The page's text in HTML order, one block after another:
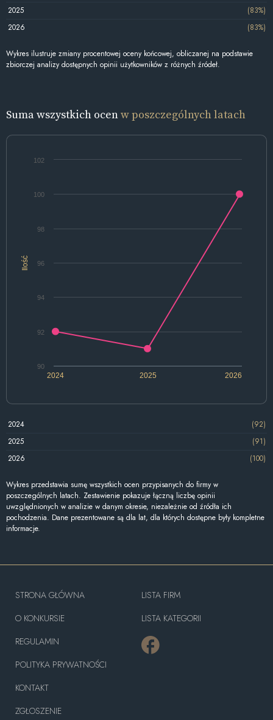
2025
(83%)
2026
(83%)
Wykres ilustruje zmiany procentowej oceny końcowej, obliczanej na podstawie
zbiorczej analizy dostępnych opinii użytkowników z różnych źródeł.
Suma wszystkich ocenw poszczególnych latach
Ilość
2024 2025 2026
90
92
94
96
98
100
102
2024
(92)
2025
(91)
2026
(100)
Wykres przedstawia sumę wszystkich ocen przypisanych do firmy w
poszczególnych latach. Zestawienie pokazuje łączną liczbę opinii
uwzględnionych w analizie w danym okresie, niezależnie od źródła ich
pochodzenia. Dane prezentowane są dla lat, dla których dostępne były kompletne
informacje.
STRONA GŁÓWNA
O KONKURSIE
REGULAMIN
POLITYKA PRYWATNOŚCI
KONTAKT
ZGŁOSZENIE
LISTA FIRM
LISTA KATEGORII